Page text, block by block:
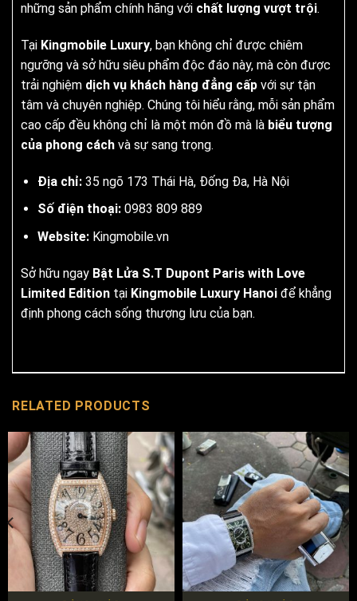
những sản phẩm chính hãng với chất lượng vượt trội.
Tại Kingmobile Luxury, bạn không chỉ được chiêm
ngưỡng và sở hữu siêu phẩm độc đáo này, mà còn được
trải nghiệm dịch vụ khách hàng đẳng cấp với sự tận
tâm và chuyên nghiệp. Chúng tôi hiểu rằng, mỗi sản phẩm
cao cấp đều không chỉ là một món đồ mà là biểu tượng
của phong cách và sự sang trọng.
Địa chỉ:35 ngõ 173 Thái Hà, Đống Đa, Hà Nội
Số điện thoại:0983 809 889
Website: Kingmobile.vn
Sở hữu ngay Bật Lửa S.T Dupont Paris with Love
Limited Edition tại Kingmobile Luxury Hanoi để khẳng
định phong cách sống thượng lưu của bạn.
RELATED PRODUCTS